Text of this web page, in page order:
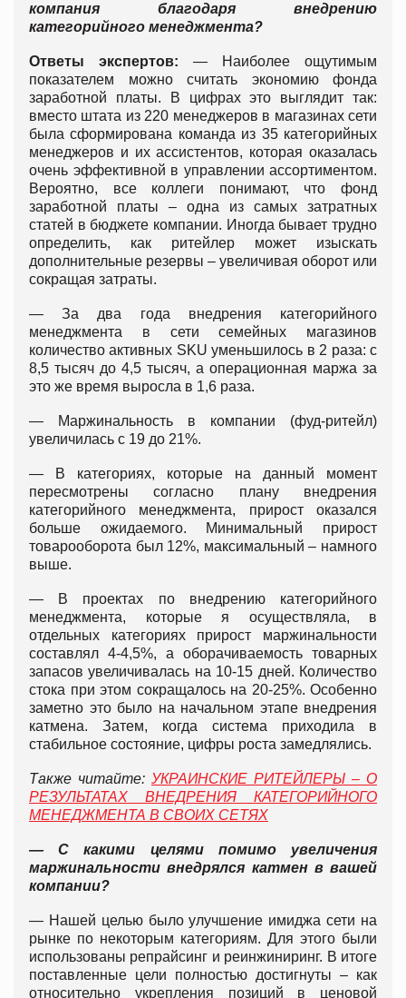
компания благодаря внедрению
категорийного менеджмента?
Ответы экспертов: — Наиболее ощутимым
показателем можно считать экономию фонда
заработной платы. В цифрах это выглядит так:
вместо штата из 220 менеджеров в магазинах сети
была сформирована команда из 35 категорийных
менеджеров и их ассистентов, которая оказалась
очень эффективной в управлении ассортиментом.
Вероятно, все коллеги понимают, что фонд
заработной платы – одна из самых затратных
статей в бюджете компании. Иногда бывает трудно
определить, как ритейлер может изыскать
дополнительные резервы – увеличивая оборот или
сокращая затраты.
— За два года внедрения категорийного
менеджмента в сети семейных магазинов
количество активных SKU уменьшилось в 2 раза: с
8,5 тысяч до 4,5 тысяч, а операционная маржа за
это же время выросла в 1,6 раза.
— Маржинальность в компании (фуд-ритейл)
увеличилась с 19 до 21%.
— В категориях, которые на данный момент
пересмотрены согласно плану внедрения
категорийного менеджмента, прирост оказался
больше ожидаемого. Минимальный прирост
товарооборота был 12%, максимальный – намного
выше.
— В проектах по внедрению категорийного
менеджмента, которые я осуществляла, в
отдельных категориях прирост маржинальности
составлял 4-4,5%, а оборачиваемость товарных
запасов увеличивалась на 10-15 дней. Количество
стока при этом сокращалось на 20-25%. Особенно
заметно это было на начальном этапе внедрения
катмена. Затем, когда система приходила в
стабильное состояние, цифры роста замедлялись.
Также читайте: УКРАИНСКИЕ РИТЕЙЛЕРЫ – О
РЕЗУЛЬТАТАХ ВНЕДРЕНИЯ КАТЕГОРИЙНОГО
МЕНЕДЖМЕНТА В СВОИХ СЕТЯХ
— С какими целями помимо увеличения
маржинальности внедрялся катмен в вашей
компании?
— Нашей целью было улучшение имиджа сети на
рынке по некоторым категориям. Для этого были
использованы репрайсинг и реинжиниринг. В итоге
поставленные цели полностью достигнуты – как
относительно укрепления позиций в ценовой